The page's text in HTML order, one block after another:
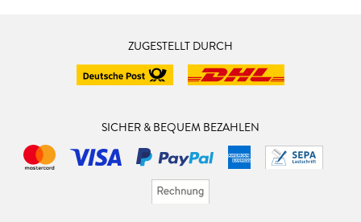
ZUGESTELLT DURCH
SICHER & BEQUEM BEZAHLEN